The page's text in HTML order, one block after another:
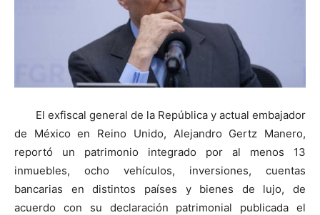
El exfiscal general de la República y actual embajador
de México en Reino Unido, Alejandro Gertz Manero,
reportó un patrimonio integrado por al menos 13
inmuebles, ocho vehículos, inversiones, cuentas
bancarias en distintos países y bienes de lujo, de
acuerdo con su declaración patrimonial publicada el